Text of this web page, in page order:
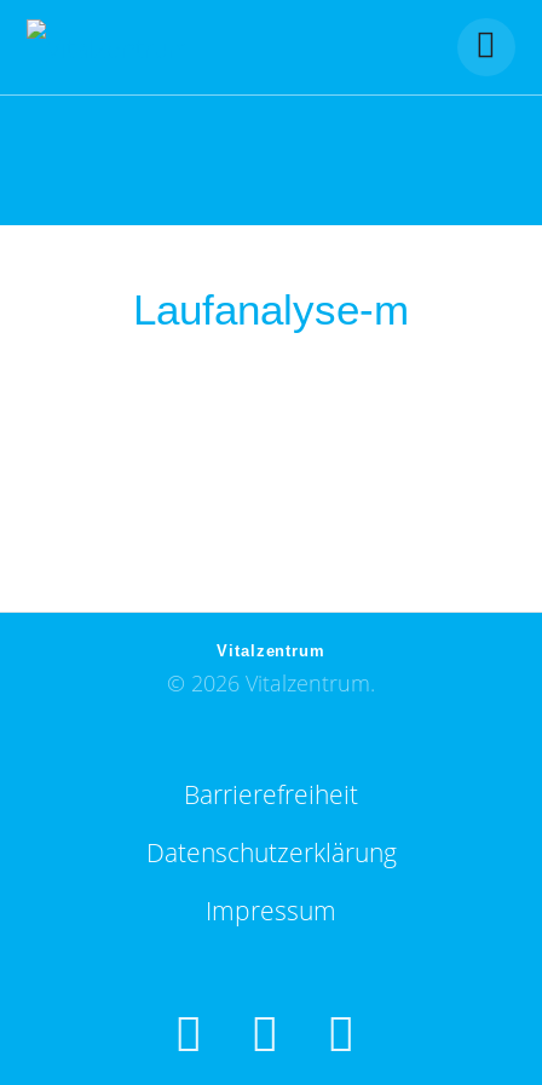
to
Laufanalyse-m
Vitalzentrum
© 2026 Vitalzentrum.
Barrierefreiheit
Datenschutzerklärung
Impressum